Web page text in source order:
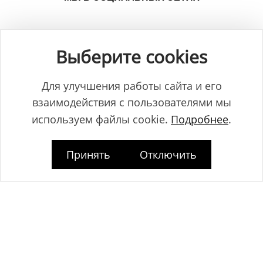
выданное Главным управлением юстиции Гродненского
Выберите cookies
Для улучшения работы сайта и его
взаимодействия с пользователями мы
используем файлы cookie. Подробнее.
Принять Отключить